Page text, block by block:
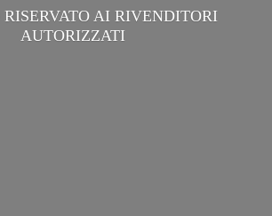
RISERVATO AI RIVENDITORI
AUTORIZZATI